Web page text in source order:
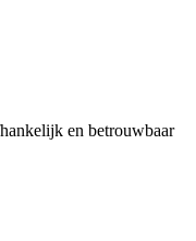
en betrouwbaar